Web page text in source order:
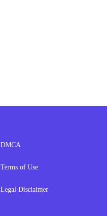
DMCA
Terms of Use
Legal Disclaimer